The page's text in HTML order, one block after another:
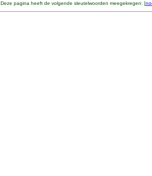
Deze pagina heeft de volgende sleutelwoorden meegekregen: [